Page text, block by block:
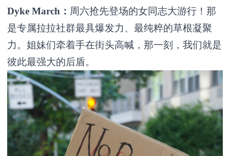
Dyke March： 周六抢先登场的女同志大游行！那
是专属拉拉社群最具爆发力、最纯粹的草根凝聚
力。姐妹们牵着手在街头高喊，那一刻，我们就是
彼此最强大的后盾。